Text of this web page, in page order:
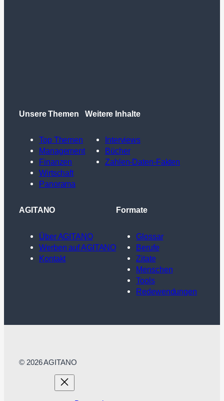
Unsere Themen
Top Themen
Management
Finanzen
Wirtschaft
Panorama
Weitere Inhalte
Interviews
Bücher
Zahlen-Daten-Fakten
AGITANO
Über AGITANO
Werben auf AGITANO
Kontakt
Formate
Glossar
Berufe
Zitate
Menschen
Tools
Redewendungen
© 2026 AGITANO